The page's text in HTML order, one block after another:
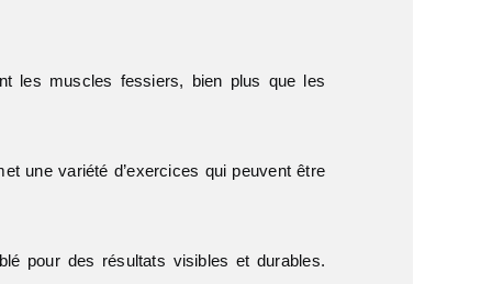
les muscles fessiers, bien plus que les
une variété d’exercices qui peuvent être
pour des résultats visibles et durables.